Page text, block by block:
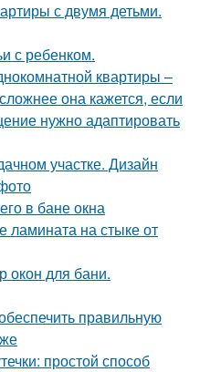
с двумя детьми.
с ребенком.
квартиры –
она кажется, если
нужно адаптировать
участке. Дизайн
в бане окна
ламината на стыке от
окон для бани.
правильную
простой способ